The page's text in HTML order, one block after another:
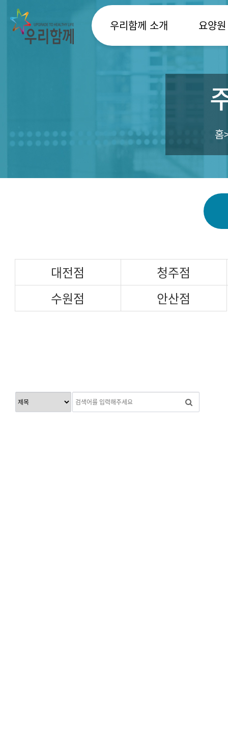
우리함께 소개 요양원
홈
대전점
청주점
수원점
안산점